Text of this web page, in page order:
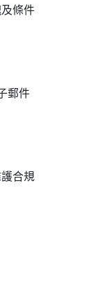
條件
郵件
合規